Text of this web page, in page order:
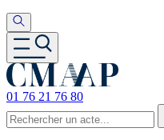
01 76 21 76 80